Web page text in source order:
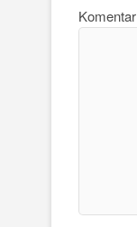
Komentar